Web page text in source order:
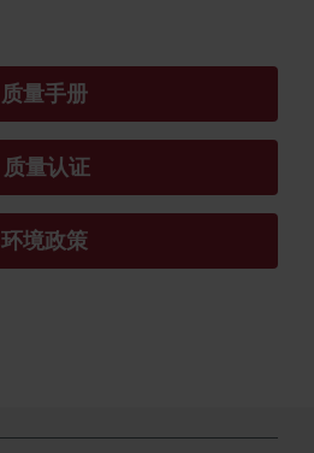
质量手册
质量认证
环境政策